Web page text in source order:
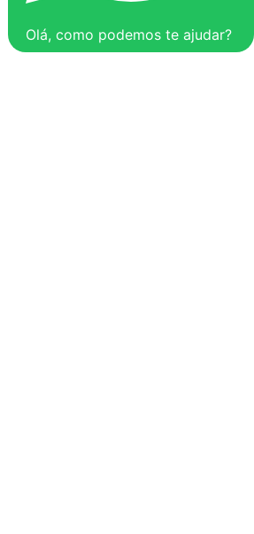
Olá, como podemos te ajudar?